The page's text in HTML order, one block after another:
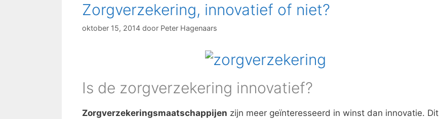
Zorgverzekering, innovatief of niet?
oktober 15, 2014 door Peter Hagenaars
Is de zorgverzekering innovatief?
Zorgverzekeringsmaatschappijen zijn meer geïnteresseerd in winst dan innovatie. Dit